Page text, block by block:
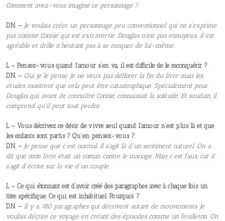
Comment avez-vous imaginé ce personnage ?
D.N. – Je voulais créer un personnage peu conventionnel qui ne s’exprime
pas comme Connie qui est extravertie. Douglas n’est pas ennuyeux, il est
agréable et drôle n’hésitant pas à se moquer de lui-même.
L – Pensez-vous quand l’amour s’en va, il est difficile de le reconquérir ?
D.N. – Oui je le pense. Je ne veux pas déflorer la fin du livre mais les
études montrent que cela peut être catastrophique. Spécialement pour
Douglas qui, avant de connaître Connie, connaissait la solitude. Et soudain, il
comprend qu’il peut tout perdre.
L – Vous décrivez ce désir de vivre seul quand l’amour n’est plus là et que
les enfants sont partis ? Qu’en pensez-vous ?
D.N. – Je pense que c’est normal. Il s’agit là d’un sentiment naturel. On a
dit que mon livre était un roman contre le mariage. Mais c’est faux car il
s’agit d’écrire sur la vie d’un couple.
L – Ce qui étonnant est d’avoir créé des paragraphes avec à chaque fois un
titre spécifique. Ce qui est inhabituel. Pourquoi ?
D.N. – Il y a 180 paragraphes qui décrivent autant de mouvements. Je
voulais décrire ce voyage en créant des épisodes comme un feuilleton. On